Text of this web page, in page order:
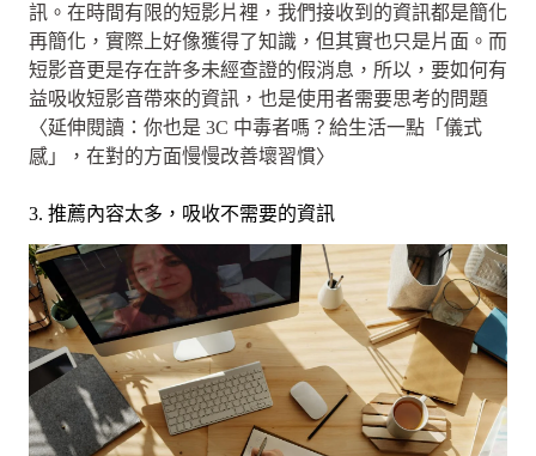
訊。在時間有限的短影片裡，我們接收到的資訊都是簡化
再簡化，實際上好像獲得了知識，但其實也只是片面。而
短影音更是存在許多未經查證的假消息，所以，要如何有
益吸收短影音帶來的資訊，也是使用者需要思考的問題
〈延伸閱讀：你也是 3C 中毒者嗎？給生活一點「儀式
感」，在對的方面慢慢改善壞習慣〉
3. 推薦內容太多，吸收不需要的資訊